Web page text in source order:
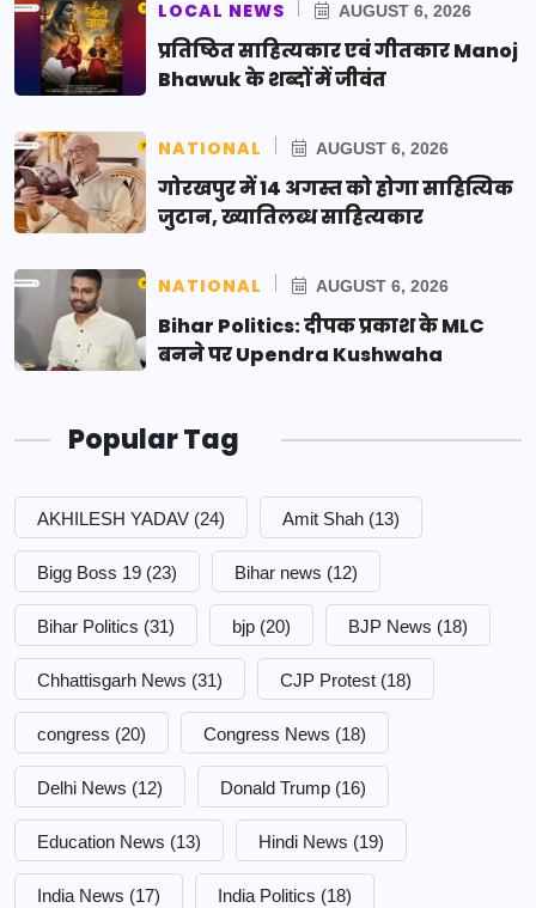
LOCAL NEWS AUGUST 6, 2026
प्रतिष्ठित साहित्यकार एवं गीतकार Manoj
Bhawuk के शब्दों में जीवंत
NATIONAL AUGUST 6, 2026
गोरखपुर में 14 अगस्त को होगा साहित्यिक
जुटान, ख्यातिलब्ध साहित्यकार
NATIONAL AUGUST 6, 2026
Bihar Politics: दीपक प्रकाश के MLC
बनने पर Upendra Kushwaha
Popular Tag
AKHILESH YADAV (24) Amit Shah (13)
Bigg Boss 19 (23) Bihar news (12)
Bihar Politics (31) bjp (20) BJP News (18)
Chhattisgarh News (31) CJP Protest (18)
congress (20) Congress News (18)
Delhi News (12) Donald Trump (16)
Education News (13) Hindi News (19)
India News (17) India Politics (18)